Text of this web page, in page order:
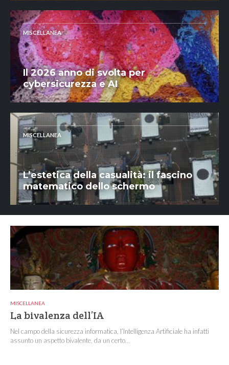
MISCELLANEA
Il 2026 anno di svolta per
cybersicurezza e AI
MISCELLANEA
L’estetica della casualità: il fascino
matematico dello schermo
MISCELLANEA
La bivalenza dell’IA
Nel campo della sicurezza informatica, l’Intelligenza Artificiale ha infatti
assunto un aspetto bivalente, da un certo...